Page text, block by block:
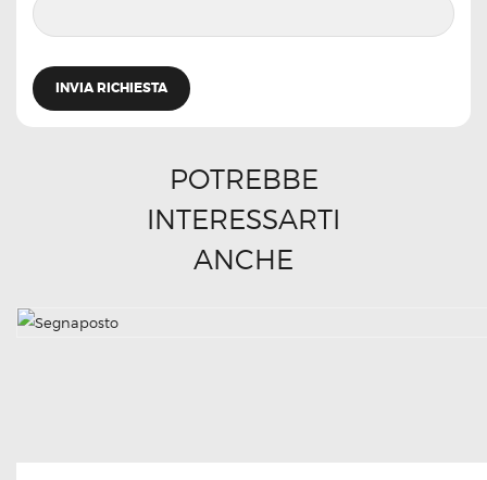
POTREBBE
INTERESSARTI
ANCHE